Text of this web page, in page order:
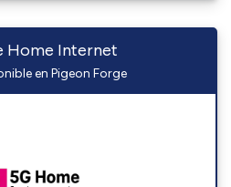
Home Internet
en Pigeon Forge